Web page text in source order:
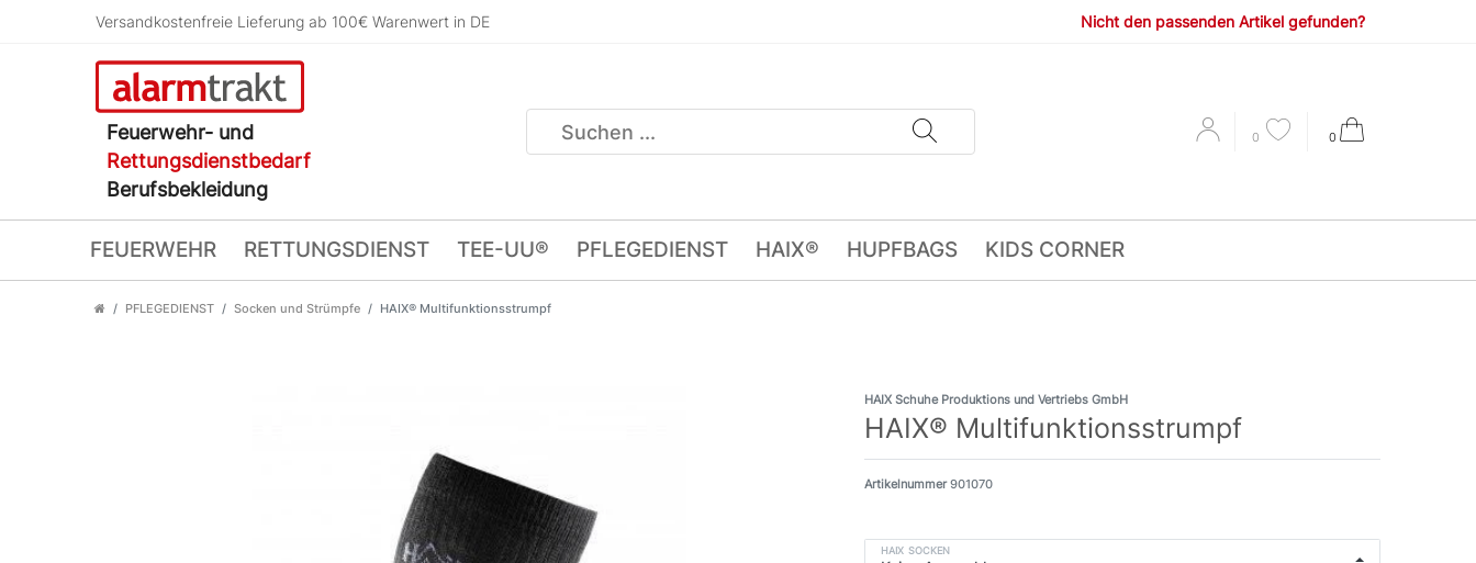
Versandkostenfreie Lieferung ab 100€ Warenwert in DE Nicht den passenden Artikel gefunden?
Feuerwehr- und
Rettungsdienstbedarf
Berufsbekleidung
0 0
FEUERWEHR RETTUNGSDIENST TEE-UU® PFLEGEDIENST HAIX® HUPFBAGS KIDS CORNER
PFLEGEDIENST Socken und Strümpfe HAIX® Multifunktionsstrumpf
HAIX Schuhe Produktions und Vertriebs GmbH
HAIX® Multifunktionsstrumpf
Artikelnummer901070
HAIX SOCKEN